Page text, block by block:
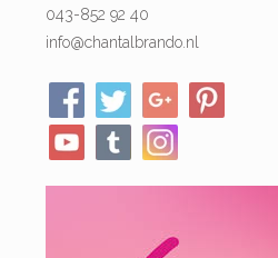
043-852 92 40
info@chantalbrando.nl